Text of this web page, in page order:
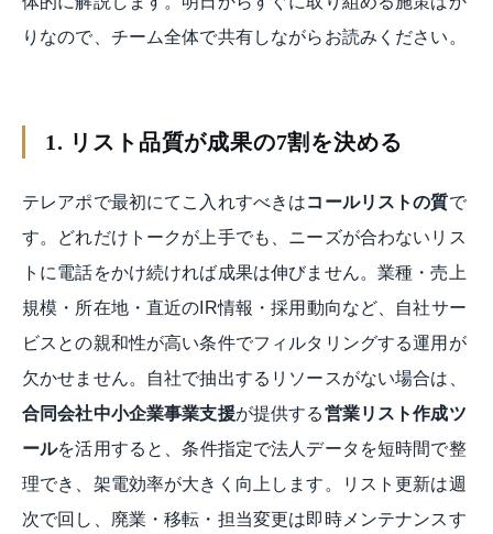
りなので、チーム全体で共有しながらお読みください。
1. リスト品質が成果の7割を決める
テレアポで最初にてこ入れすべきはコールリストの質で
す。どれだけトークが上手でも、ニーズが合わないリス
トに電話をかけ続ければ成果は伸びません。業種・売上
規模・所在地・直近のIR情報・採用動向など、自社サー
ビスとの親和性が高い条件でフィルタリングする運用が
欠かせません。自社で抽出するリソースがない場合は、
合同会社中小企業事業支援が提供する営業リスト作成ツ
ールを活用すると、条件指定で法人データを短時間で整
理でき、架電効率が大きく向上します。リスト更新は週
次で回し、廃業・移転・担当変更は即時メンテナンスす